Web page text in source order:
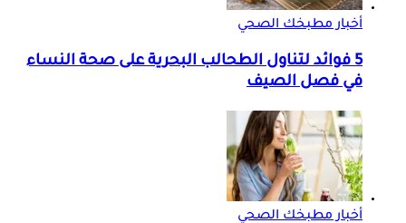
أخبار مطبخك الصحي
5 فوائد لتناول الطحالب البحرية على صحة النساء
في فصل الصيف
أخبار مطبخك الصحي